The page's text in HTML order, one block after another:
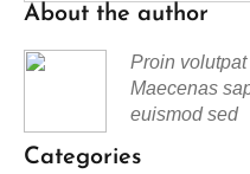
About the author
Proin
Maecenas
euismod sed
Categories